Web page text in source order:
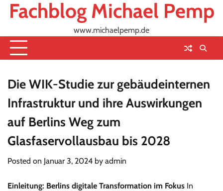
SkipFachblog Michael Pemp
www.michaelpemp.de
Die WIK-Studie zur gebäudeinternen
Infrastruktur und ihre Auswirkungen
auf Berlins Weg zum
Glasfaservollausbau bis 2028
Posted on Januar 3, 2024 by admin
Einleitung: Berlins digitale Transformation im Fokus In